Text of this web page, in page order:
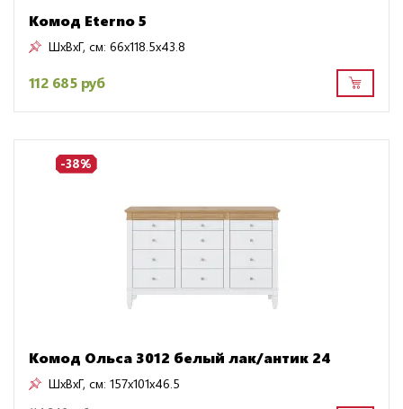
Комод Eterno 5
ШxВxГ, см: 66x118.5x43.8
112 685 руб
-38%
Комод Ольса 3012 белый лак/антик 24
ШxВxГ, см: 157x101x46.5